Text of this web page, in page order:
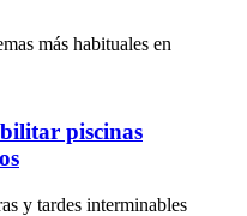
más habituales en
piscinas
y tardes interminables